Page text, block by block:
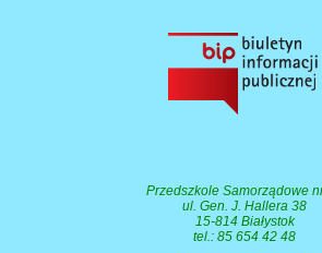
Przedszkole Samorządowe
ul. Gen. J. Hallera 38
15-814 Białystok
tel.: 85 654 42 48